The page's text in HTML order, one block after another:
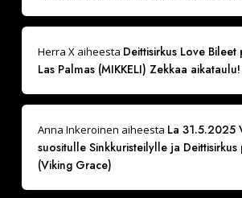
Herra Xaiheesta Deittisirkus Love
Las Palmas (MIKKELI) Zekkaa aikataulu!
Anna Inkeroinen aiheesta La 31.5.2025
suositulle Sinkkuristeilylle ja
(Viking Grace)